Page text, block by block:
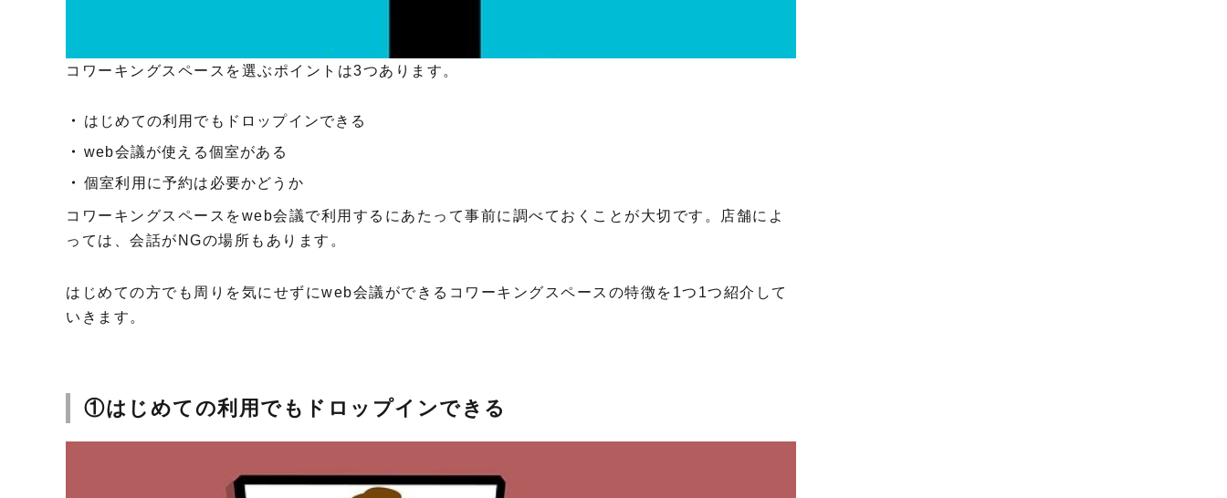
コワーキングスペースを選ぶポイントは3つあります。
はじめての利用でもドロップインできる
web会議が使える個室がある
個室利用に予約は必要かどうか
コワーキングスペースをweb会議で利用するにあたって事前に調べておくことが大切です。店舗によ
っては、会話がNGの場所もあります。
はじめての方でも周りを気にせずにweb会議ができるコワーキングスペースの特徴を1つ1つ紹介して
いきます。
①はじめての利用でもドロップインできる